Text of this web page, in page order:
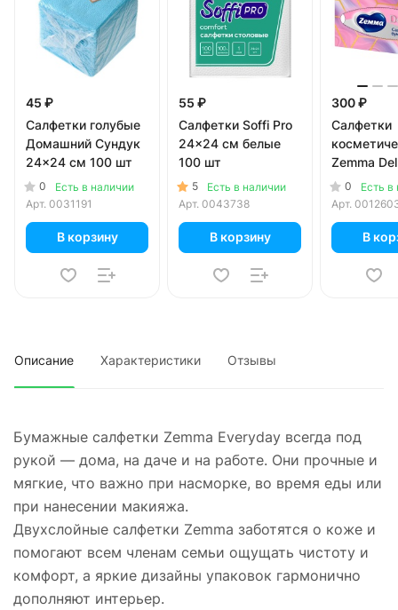
45 ₽
Салфетки голубые
Домашний Сундук
24x24 см 100 шт
0
Есть в наличии
Арт. 0031191
В корзину
55 ₽
Салфетки Soffi Pro
24x24 см белые
100 шт
5
Есть в наличии
Арт. 0043738
В корзину
300 ₽
Салфетки
Zemma
сл. 90шт
0
Есть в
Арт.
В
Описание Характеристики Отзывы
Бумажные салфетки Zemma Everyday всегда под
рукой — дома, на даче и на работе. Они прочные и
мягкие, что важно при насморке, во время еды или
при нанесении макияжа.
Двухслойные салфетки Zemma заботятся о коже и
помогают всем членам семьи ощущать чистоту и
комфорт, а яркие дизайны упаковок гармонично
дополняют интерьер.